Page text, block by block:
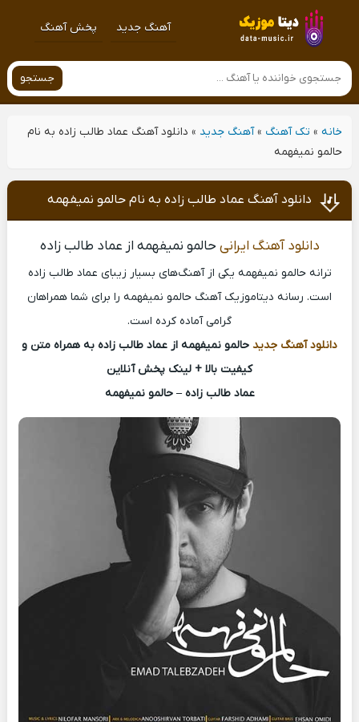
آهنگ جدید پخش آهنگ
جستجو
خانه» تک آهنگ »آهنگ جدید » دانلود آهنگ عماد طالب زاده به نام
حالمو نمیفهمه
دانلود آهنگ عماد طالب زاده به نام حالمو نمیفهمه
دانلود آهنگ ایرانی حالمو نمیفهمه از عماد طالب زاده
ترانه حالمو نمیفهمه یکی از آهنگ‌های بسیار زیبای عماد طالب زاده
است. رسانه دیتاموزیک آهنگ حالمو نمیفهمه را برای شما همراهان
گرامی آماده کرده است.
دانلود آهنگ جدید حالمو نمیفهمه از عماد طالب زاده به همراه متن و
کیفیت بالا + لینک پخش آنلاین
عماد طالب زاده – حالمو نمیفهمه